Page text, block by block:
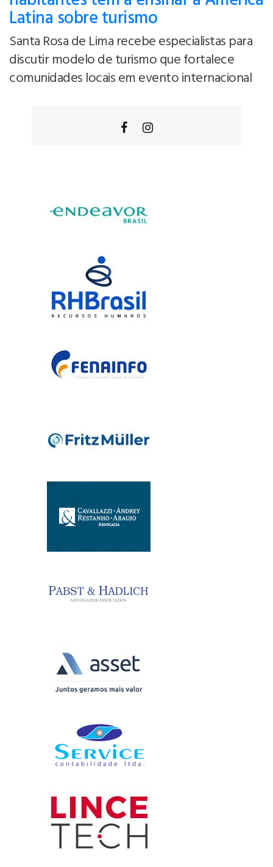
Latina sobre turismo
Santa Rosa de Lima recebe especialistas para
discutir modelo de turismo que fortalece
comunidades locais em evento internacional